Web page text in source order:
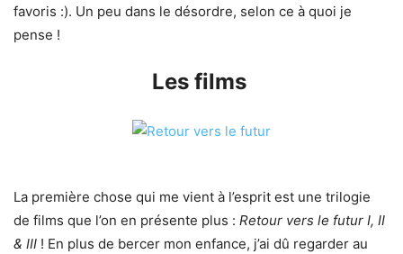
favoris :). Un peu dans le désordre, selon ce à quoi je
pense !
Les films
La première chose qui me vient à l’esprit est une trilogie
de films que l’on en présente plus : Retour vers le futur I, II
& III ! En plus de bercer mon enfance, j’ai dû regarder au